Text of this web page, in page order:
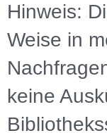
Hinweis:
Weise in
keine